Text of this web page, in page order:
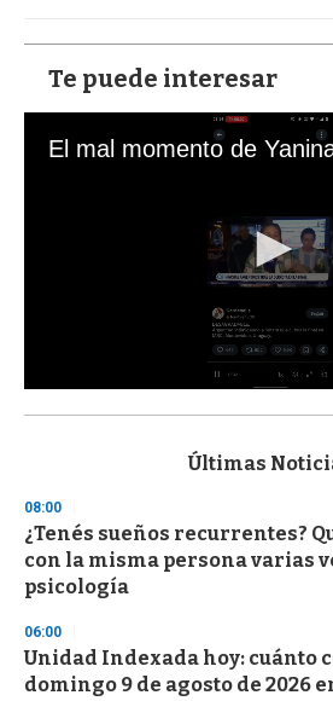
Te puede interesar
s
d
s
o
f
3
s
e
c
o
Últimas
08:00
¿Tenés sueños recurrentes?
con la misma persona varias
psicología
06:00
Unidad Indexada hoy: cuánto
domingo 9 de agosto de 2026